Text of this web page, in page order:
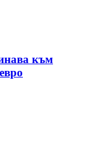
към